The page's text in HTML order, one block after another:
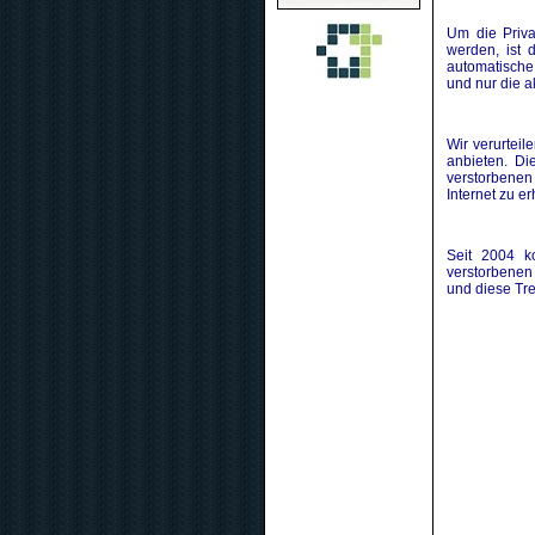
Um die
werden, ist
und nur die
Wir
anbieten.
Internet zu
Seit 2004
und diese